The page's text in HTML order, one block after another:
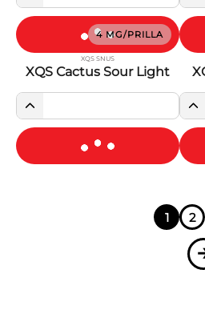
4 MG/PRILLA
XQS SNUS
XQS Cactus Sour Light
1 2